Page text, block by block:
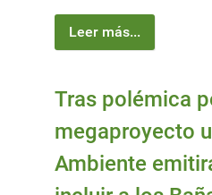
Leer más...
Tras polémica
megaproyecto
Ambiente